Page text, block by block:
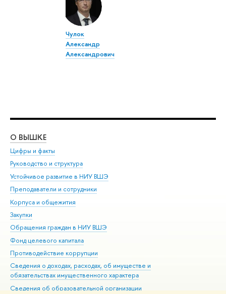
Чулок
Александр
Александрович
О ВЫШКЕ
Цифры и факты
Руководство и структура
Устойчивое развитие в НИУ ВШЭ
Преподаватели и сотрудники
Корпуса и общежития
Закупки
Обращения граждан в НИУ ВШЭ
Фонд целевого капитала
Противодействие коррупции
Сведения о доходах, расходах, об имуществе и
обязательствах имущественного характера
Сведения об образовательной организации